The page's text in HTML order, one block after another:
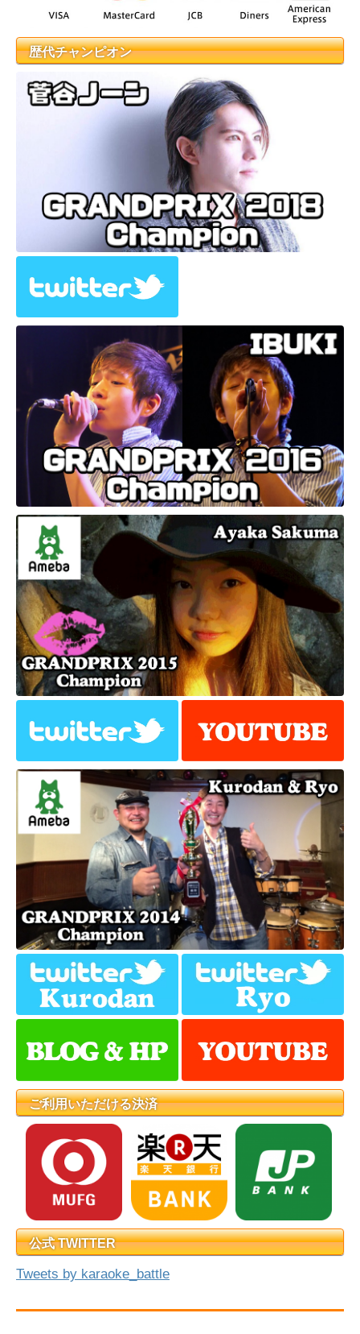
歴代チャンピオン
ご利用いただける決済
公式 TWITTER
Tweets by karaoke_battle